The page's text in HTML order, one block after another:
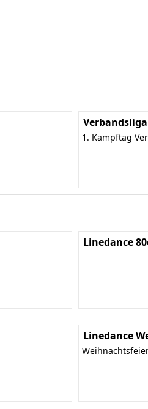
Verbandsliga
1. Kampftag
Linedance
Linedance